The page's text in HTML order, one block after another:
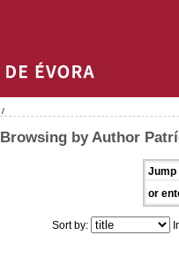
/
Browsing by Author
Jump
or
Sort by: